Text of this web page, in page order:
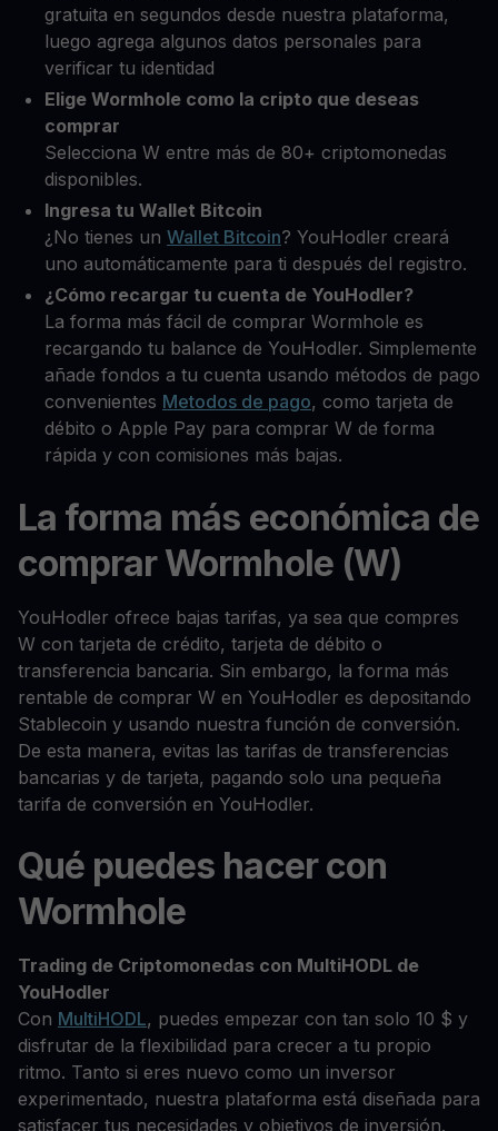
gratuita en segundos desde nuestra plataforma,
luego agrega algunos datos personales para
verificar tu identidad
Elige Wormhole como la cripto que deseas
comprar
Selecciona W entre más de 80+ criptomonedas
disponibles.
Ingresa tu Wallet Bitcoin
¿No tienes un Wallet Bitcoin? YouHodler creará
uno automáticamente para ti después del registro.
¿Cómo recargar tu cuenta de YouHodler?
La forma más fácil de comprar Wormhole es
recargando tu balance de YouHodler. Simplemente
añade fondos a tu cuenta usando métodos de pago
convenientes Metodos de pago, como tarjeta de
débito o Apple Pay para comprar W de forma
rápida y con comisiones más bajas.
La forma más económica de
comprar Wormhole (W)
YouHodler ofrece bajas tarifas, ya sea que compres
W con tarjeta de crédito, tarjeta de débito o
transferencia bancaria. Sin embargo, la forma más
rentable de comprar W en YouHodler es depositando
Stablecoin y usando nuestra función de conversión.
De esta manera, evitas las tarifas de transferencias
bancarias y de tarjeta, pagando solo una pequeña
tarifa de conversión en YouHodler.
Qué puedes hacer con
Wormhole
Trading de Criptomonedas con MultiHODL de
YouHodler
Con MultiHODL, puedes empezar con tan solo 10 $ y
disfrutar de la flexibilidad para crecer a tu propio
ritmo. Tanto si eres nuevo como un inversor
experimentado, nuestra plataforma está diseñada para
satisfacer tus necesidades y objetivos de inversión.